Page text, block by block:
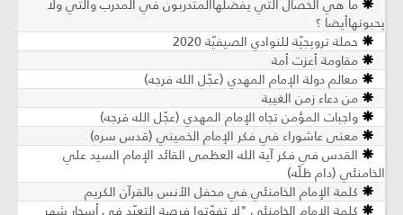
ما هي الخصال التي يفضلهاالمتدربون في المدرب والتي ولا
يحبونهاأيضا ؟
حملة ترويجيّة للنوادي الصيفيّة 2020
مقاومة أعزت أمة
معالم دولة الإمام المهدي (عجّل الله فرجه)
من دعاء زمن الغيبة
واجبات المؤمن تجاه الإمام المهدي (عجّل الله فرجه)
معنى عاشوراء في فكر الإمام الخميني (قدس سره)
القدس في فكر آية الله العظمى القائد الإمام السيد علي
الخامنئي (دام ظلّه)
كلمة الإمام الخامنئي في محفل الأنس بالقرآن الكريم
كلمة الإمام الخامنئي "لا تفوّتوا فرصة التعبّد في أسحار شهر